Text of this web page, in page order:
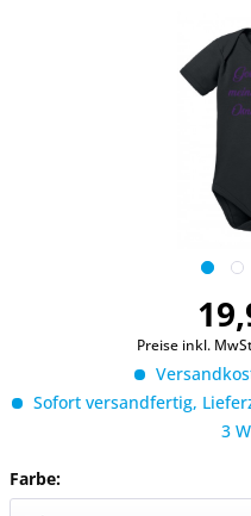
Preise inkl.
Sofort versandfertig,
3
Farbe: